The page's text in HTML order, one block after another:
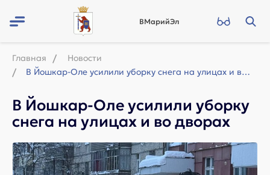
ВМарийЭл
Главная
Новости
В Йошкар-Оле усилили уборку снега на улицах и во дворах
В Йошкар-Оле усилили уборку
снега на улицах и во дворах